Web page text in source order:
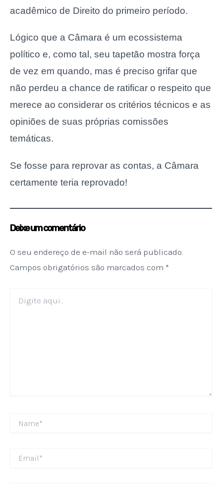
acadêmico de Direito do primeiro período.
Lógico que a Câmara é um ecossistema
político e, como tal, seu tapetão mostra força
de vez em quando, mas é preciso grifar que
não perdeu a chance de ratificar o respeito que
merece ao considerar os critérios técnicos e as
opiniões de suas próprias comissões
temáticas.
Se fosse para reprovar as contas, a Câmara
certamente teria reprovado!
Deixe um comentário
O seu endereço de e-mail não será publicado.
Campos obrigatórios são marcados com *
aqui...